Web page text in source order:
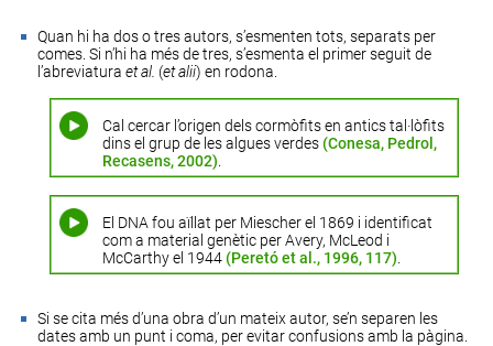
Quan hi ha dos o tres autors, s’esmenten tots, separats per
comes. Si n’hi ha més de tres, s’esmenta el primer seguit de
l’abreviaturaet al. (et alii) en rodona.
Cal cercar l’origen dels cormòfits en antics tal·lòfits
dins el grup de les algues verdes (Conesa, Pedrol,
Recasens, 2002)
El DNA fou aïllat per Miescher el 1869 i identificat
com a material genètic per Avery, McLeod i
McCarthy el 1944 (Peretó et al., 1996, 117)
Si se cita més d’una obra d’un mateix autor, se’n separen les
dates amb un punt i coma, per evitar confusions amb la pàgina.